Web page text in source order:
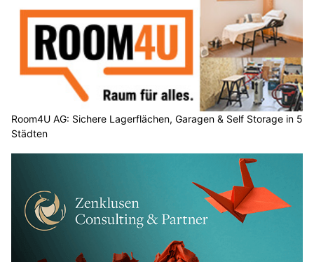
Room4U AG: Sichere Lagerflächen, Garagen & Self Storage in 5
Städten